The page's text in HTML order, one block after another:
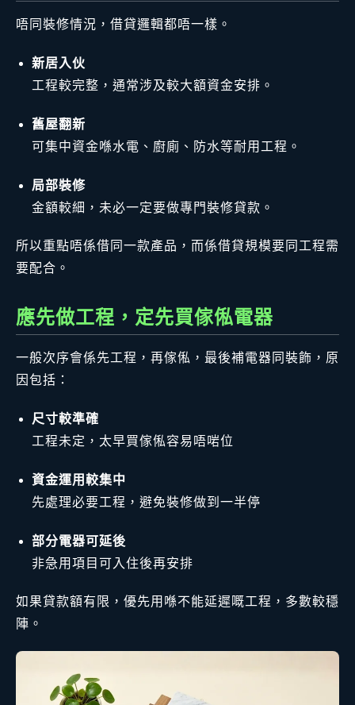
唔同裝修情況，借貸邏輯都唔一樣。
新居入伙
工程較完整，通常涉及較大額資金安排。
舊屋翻新
可集中資金喺水電、廚廁、防水等耐用工程。
局部裝修
金額較細，未必一定要做專門裝修貸款。
所以重點唔係借同一款產品，而係借貸規模要同工程需
要配合。
應先做工程，定先買傢俬電器
一般次序會係先工程，再傢俬，最後補電器同裝飾，原
因包括：
尺寸較準確
工程未定，太早買傢俬容易唔啱位
資金運用較集中
先處理必要工程，避免裝修做到一半停
部分電器可延後
非急用項目可入住後再安排
如果貸款額有限，優先用喺不能延遲嘅工程，多數較穩
陣。